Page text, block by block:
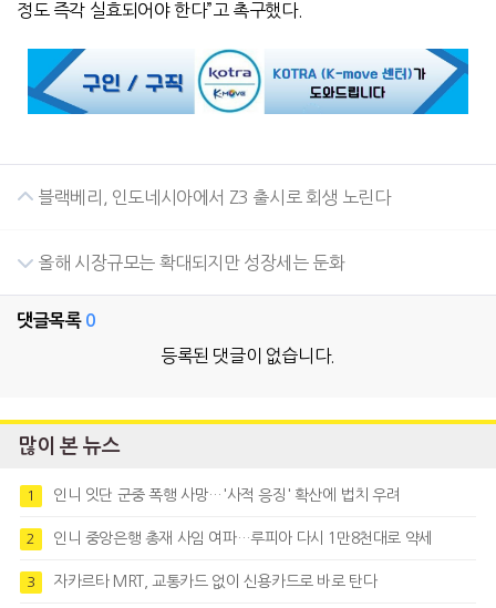
정도 즉각 실효되어야 한다”고 촉구했다.
블랙베리, 인도네시아에서 Z3 출시로 회생 노린다
올해 시장규모는 확대되지만 성장세는 둔화
댓글목록 0
등록된 댓글이 없습니다.
많이 본 뉴스
1 인니 잇단 군중 폭행 사망…'사적 응징' 확산에 법치 우려
2 인니 중앙은행 총재 사임 여파…루피아 다시 1만8천대로 약세
3 자카르타 MRT, 교통카드 없이 신용카드로 바로 탄다